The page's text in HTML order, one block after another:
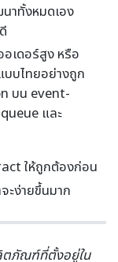
าทั้งหมดเอง
เดอร์สูง หรือ
บบไทยอย่างถูก
บน event-
และ
ให้ถูกต้องก่อน
ะง่ายขึ้นมาก
ตภัณฑ์ที่ตั้งอยู่ใน